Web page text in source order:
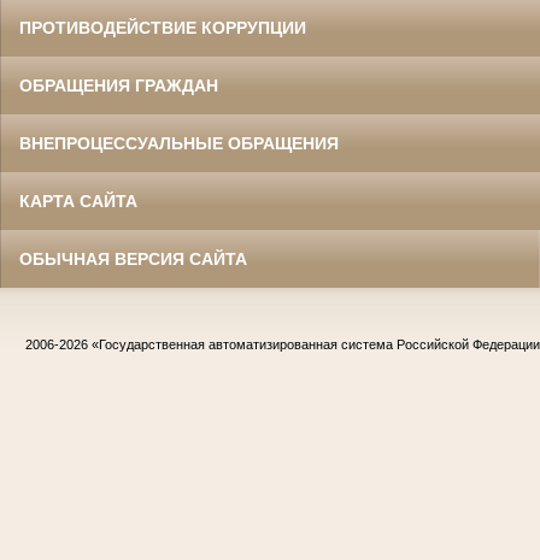
ПРОТИВОДЕЙСТВИЕ КОРРУПЦИИ
ОБРАЩЕНИЯ ГРАЖДАН
ВНЕПРОЦЕССУАЛЬНЫЕ ОБРАЩЕНИЯ
КАРТА САЙТА
ОБЫЧНАЯ ВЕРСИЯ САЙТА
2006-2026 «Государственная автоматизированная система Российской